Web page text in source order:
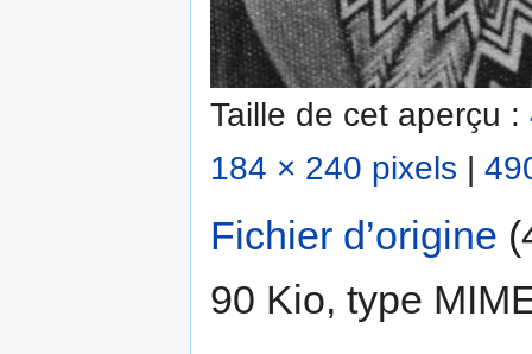
Taille de cet aperçu :
184 × 240 pixels |
Fichier d’origine
90 Kio, type